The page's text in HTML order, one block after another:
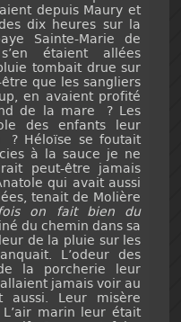
depuis Maury et
dix heures sur la
Sainte-Marie de
étaient allées
tombait drue sur
que les sangliers
en avaient profité
de la mare ? Les
des enfants leur
? Héloïse se foutait
à la sauce je ne
peut-être jamais
qui avait aussi
tenait de Molière
on fait bien du
du chemin dans sa
de la pluie sur les
L’odeur des
la porcherie leur
jamais voir au
aussi. Leur misère
marin leur était